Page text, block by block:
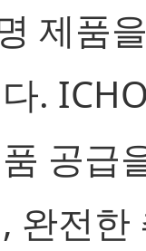
제품
.
공급
완전한